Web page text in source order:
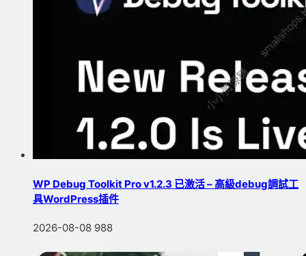
WP Debug Toolkit Pro v1.2.3 已激活 – 高級debug調試工
具WordPress插件
2026-08-08 988